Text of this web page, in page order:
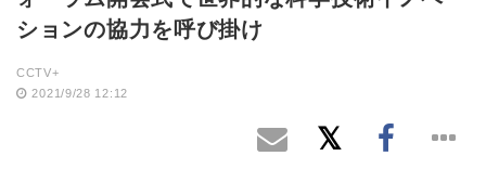
ションの協力を呼び掛け
CCTV+
2021/9/28 12:12